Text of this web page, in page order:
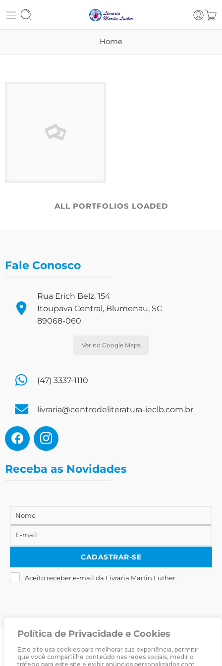
Política de Privacidade e Cookies
Este site usa cookies para melhorar sua experiência, permitir
que você compartilhe conteúdo nas redes sociais, medir o
tráfego para este site e exibir anúncios personalizados com
Home
ALL PORTFOLIOS LOADED
Fale Conosco
Rua Erich Belz, 154
Itoupava Central, Blumenau, SC
89068-060
Ver no Google Maps
(47) 3337-1110
livraria@centrodeliteratura-ieclb.com.br
Receba as Novidades
Nome
Nome
E-
mail
E-mail
CADASTRAR-SE
Aceito receber e-mail da Livraria Martin Luther.
© 2025 Livraria Martin Luther · Desenvolvido porZwei Arts.